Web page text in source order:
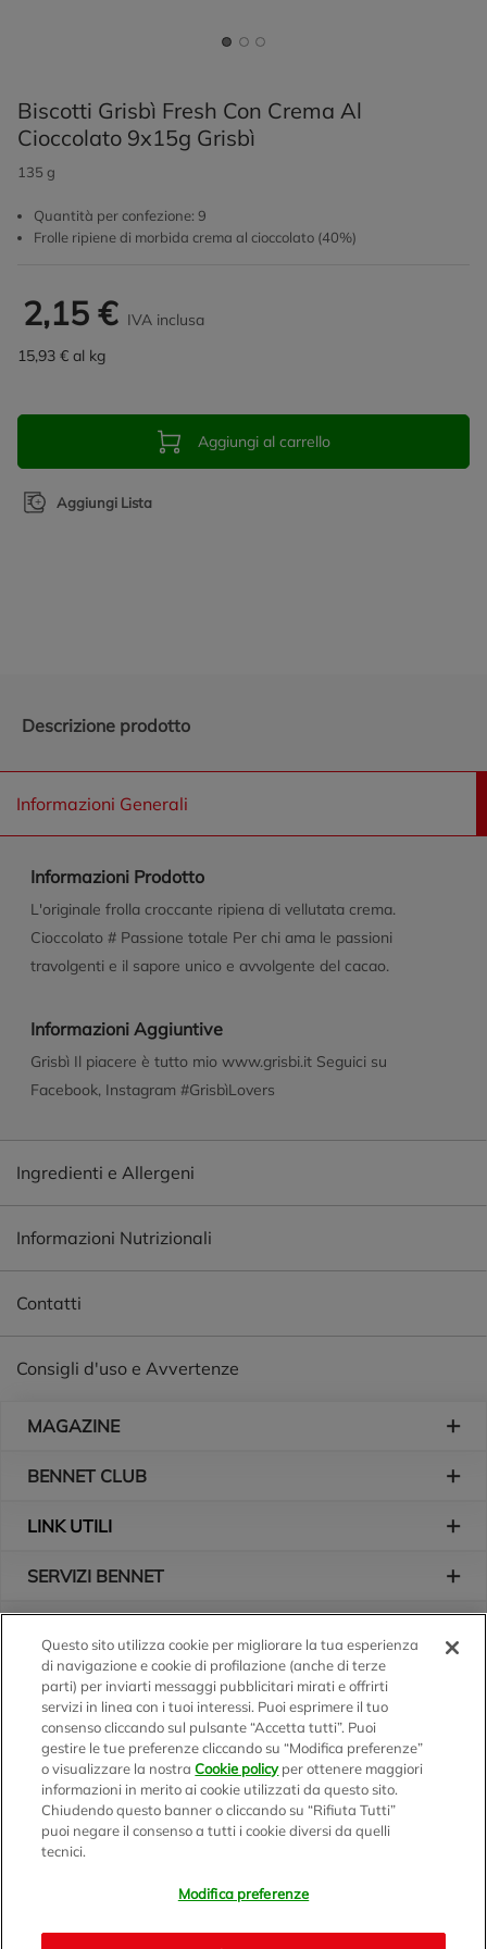
Biscotti Grisbì Fresh Con Crema Al
Cioccolato 9x15g Grisbì
135 g
Quantità per confezione: 9
Frolle ripiene di morbida crema al cioccolato (40%)
2,15 € IVA inclusa
15,93 € al kg
Aggiungi al carrello
Aggiungi Lista
Descrizione prodotto
Informazioni Generali
Informazioni Prodotto
L'originale frolla croccante ripiena di vellutata crema.
Cioccolato # Passione totale Per chi ama le passioni
travolgenti e il sapore unico e avvolgente del cacao.
Informazioni Aggiuntive
Grisbì Il piacere è tutto mio www.grisbi.it Seguici su
Facebook, Instagram #GrisbìLovers
Ingredienti e Allergeni
Informazioni Nutrizionali
Contatti
Consigli d'uso e Avvertenze
MAGAZINE
BENNET CLUB
LINK UTILI
SERVIZI BENNET
Logo Bennet
Seguici sui nostri canali
Scarica l'app
Questo sito utilizza cookie per migliorare la tua esperienza
di navigazione e cookie di profilazione (anche di terze
parti) per inviarti messaggi pubblicitari mirati e offrirti
servizi in linea con i tuoi interessi. Puoi esprimere il tuo
consenso cliccando sul pulsante “Accetta tutti”. Puoi
gestire le tue preferenze cliccando su “Modifica preferenze”
o visualizzare la nostraCookie policyper ottenere maggiori
informazioni in merito ai cookie utilizzati da questo sito.
Chiudendo questo banner o cliccando su “Rifiuta Tutti”
puoi negare il consenso a tutti i cookie diversi da quelli
tecnici.
Modifica preferenze